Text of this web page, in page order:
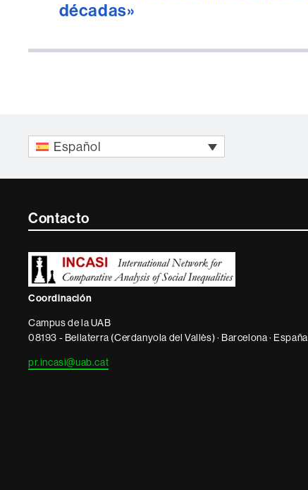
décadas»
Español
Contacte
informació
legal
Contacto
Coordinación
Campus de la UAB
08193 - Bellaterra (Cerdanyola del Vallès) · Barcelona · España
pr.incasi@uab.cat